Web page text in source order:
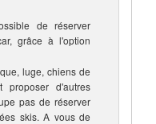
de réserver
grâce à l'option
luge, chiens de
proposer d'autres
pas de réserver
skis. A vous de